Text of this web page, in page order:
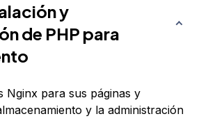
y
de PHP para
Nginx para sus páginas y
y la administración